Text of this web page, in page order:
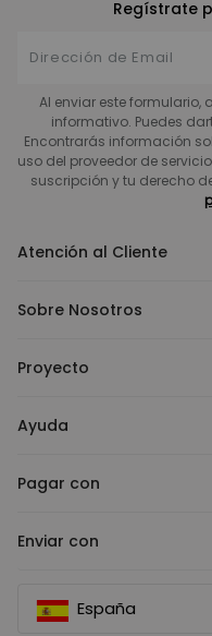
Regístrate
Al enviar este formulario,
informativo. Puedes
Encontrarás información
uso del proveedor de
suscripción y tu derecho
Atención al Cliente
Sobre Nosotros
Proyecto
Ayuda
Pagar con
Enviar con
España